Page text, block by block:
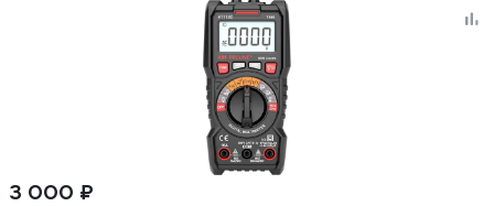
3 000 ₽